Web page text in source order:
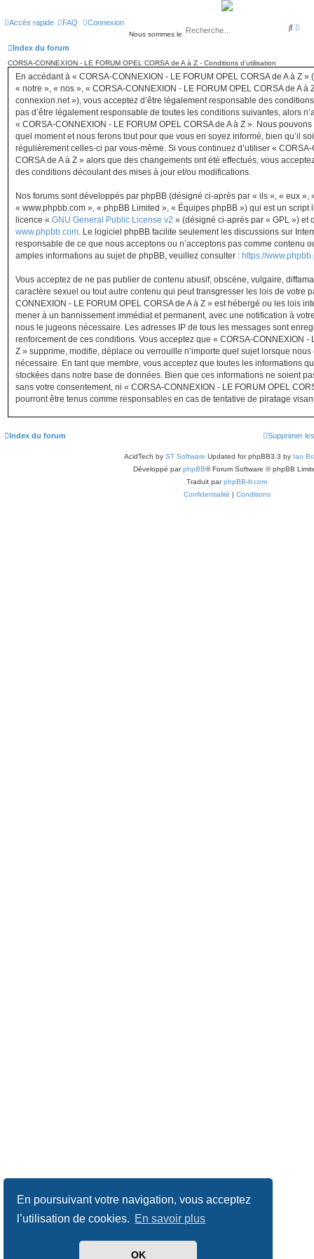
En poursuivant votre navigation, vous acceptez
l’utilisation de cookies. En savoir plus
OK
R
r
c
h
e
r
r
c
h
e
a
v
a
n
c
é
e
Accès rapide FAQ Connexion
Nous sommes le jeu. 06 août 2026 11:35
Index du forum
CORSA-CONNEXION - LE FORUM OPEL CORSA de A à Z - Conditions d’utilisation
En accédant à « CORSA-CONNEXION - LE FORUM OPEL CORSA de A à Z
« notre », « nos », « CORSA-CONNEXION - LE FORUM OPEL CORSA de A à
connexion.net »), vous acceptez d’être légalement responsable des
pas d’être légalement responsable de toutes les conditions suivantes, alors
« CORSA-CONNEXION - LE FORUM OPEL CORSA de A à Z ». Nous
quel moment et nous ferons tout pour que vous en soyez informé, bien qu’il
régulièrement celles-ci par vous-même. Si vous continuez d’utiliser «
CORSA de A à Z » alors que des changements ont été effectués, vous
des conditions découlant des mises à jour et/ou modifications.
Nos forums sont développés par phpBB (désigné ci-après par « ils », « eux »,
« www.phpbb.com », « phpBB Limited », « Équipes phpBB ») qui est un script
licence « GNU General Public License v2 » (désigné ci-après par « GPL ») et
www.phpbb.com. Le logiciel phpBB facilite seulement les discussions sur
responsable de ce que nous acceptons ou n’acceptons pas comme contenu
amples informations au sujet de phpBB, veuillez consulter : https://
Vous acceptez de ne pas publier de contenu abusif, obscène, vulgaire,
caractère sexuel ou tout autre contenu qui peut transgresser les lois de votre
CONNEXION - LE FORUM OPEL CORSA de A à Z » est hébergé ou les lois
mener à un bannissement immédiat et permanent, avec une notification à
nous le jugeons nécessaire. Les adresses IP de tous les messages sont
renforcement de ces conditions. Vous acceptez que « CORSA-CONNEXION -
Z » supprime, modifie, déplace ou verrouille n’importe quel sujet lorsque
nécessaire. En tant que membre, vous acceptez que toutes les informations
stockées dans notre base de données. Bien que ces informations ne soient
sans votre consentement, ni « CORSA-CONNEXION - LE FORUM OPEL
pourront être tenus comme responsables en cas de tentative de piratage
Index du forum Supprimer
AcidTech by ST Software Updated for phpBB3.3 by Ian
Développé parphpBB® Forum Software © phpBB
Traduit parphpBB-fr.com
Confidentialité | Conditions